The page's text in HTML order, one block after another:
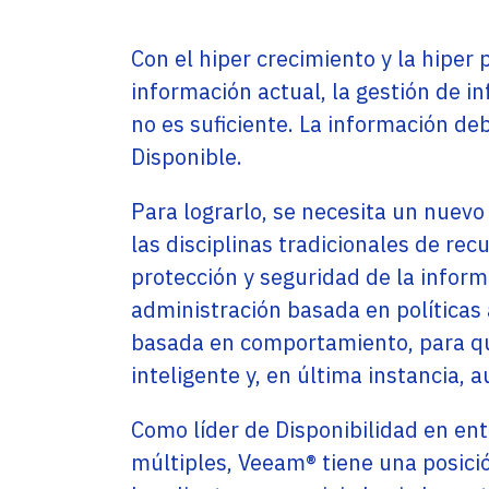
Adistec Service Providers Programs (ASPP)
ofrece programas específicos para
proveedores de servicios basados en el
SABER MÁS
Con sede en Miami, EE. UU., Adistec tiene
operaciones locales en 17 países de América
Latina, con más de 300 empleados.
SABER MÁS
Con el hiper crecimiento y la hiper
información actual, la gestión de
no es suficiente. La información
Disponible.
Para lograrlo, se necesita un
las disciplinas tradicionales de
protección y seguridad de la
administración basada en
basada en comportamiento, para
inteligente y, en última instancia,
Como líder de Disponibilidad en
múltiples, Veeam® tiene una